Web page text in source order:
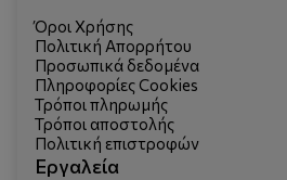
Όροι Χρήσης
Πολιτική Απορρήτου
Προσωπικά δεδομένα
Πληροφορίες Cookies
Τρόποι πληρωμής
Τρόποι αποστολής
Πολιτική επιστροφών
Εργαλεία